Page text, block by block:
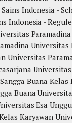
Indonesia -
Indonesia -
Universitas
Universitas
Buana Kelas
Buana
Esa
Karyawan